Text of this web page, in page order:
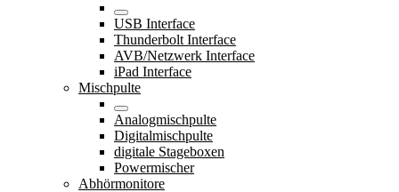
USB Interface
Thunderbolt Interface
AVB/Netzwerk Interface
iPad Interface
Mischpulte
Analogmischpulte
Digitalmischpulte
digitale Stageboxen
Powermischer
Abhörmonitore